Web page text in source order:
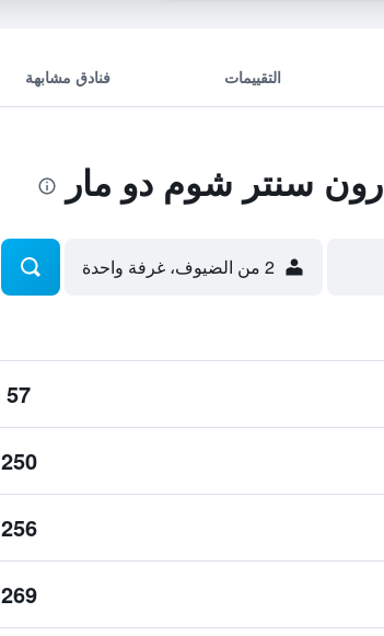
التقييمات فنادق مشابهة
سنتر شوم دو مار
2 من الضيوف، غرفة واحدة
57 ﷼
250 ﷼
256 ﷼
269 ﷼